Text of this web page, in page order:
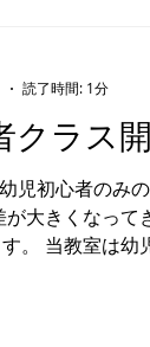
クラス開
児初心者のみ
大きくなって
。 当教室は幼
読了時間: 1分